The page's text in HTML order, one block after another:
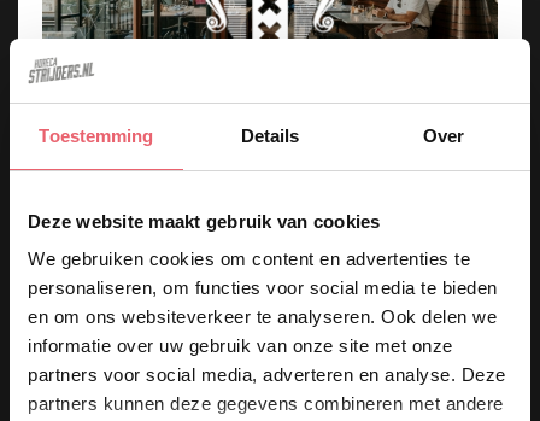
Toestemming Details Over
Deze website maakt gebruik van cookies
We gebruiken cookies om content en advertenties te
personaliseren, om functies voor social media te bieden
en om ons websiteverkeer te analyseren. Ook delen we
informatie over uw gebruik van onze site met onze
partners voor social media, adverteren en analyse. Deze
partners kunnen deze gegevens combineren met andere
Kom werken in een van de
keukens op deze iconische
plekken in Amsterdam!
Café Nieuw Amsterdam
Werken in de keuken van Café Nieuw
Amsterdam betekent creatief koken,
samenwerken en gasten verrassen.